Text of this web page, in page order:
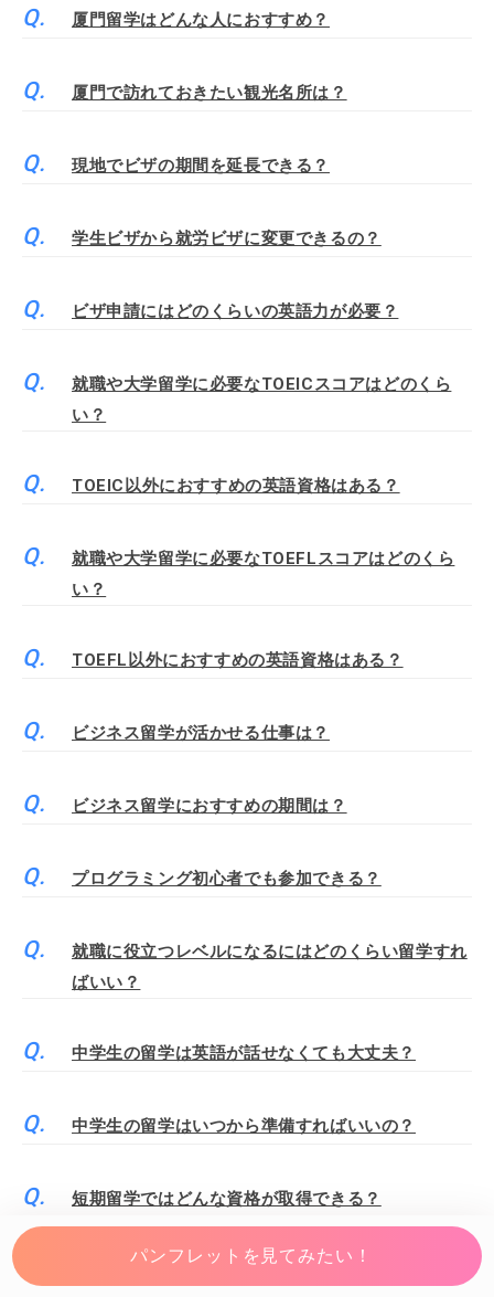
厦門留学はどんな人におすすめ？
厦門で訪れておきたい観光名所は？
現地でビザの期間を延長できる？
学生ビザから就労ビザに変更できるの？
ビザ申請にはどのくらいの英語力が必要？
就職や大学留学に必要なTOEICスコアはどのくら
い？
TOEIC以外におすすめの英語資格はある？
就職や大学留学に必要なTOEFLスコアはどのくら
い？
TOEFL以外におすすめの英語資格はある？
ビジネス留学が活かせる仕事は？
ビジネス留学におすすめの期間は？
プログラミング初心者でも参加できる？
就職に役立つレベルになるにはどのくらい留学すれ
ばいい？
中学生の留学は英語が話せなくても大丈夫？
中学生の留学はいつから準備すればいいの？
短期留学ではどんな資格が取得できる？
1～2週間の超短期留学でも英語は上達する？
パンフレットを見てみたい！